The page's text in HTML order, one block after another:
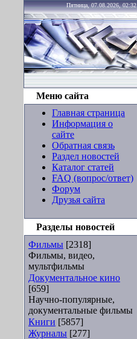
Пятница, 07.08.2026, 02:32
Меню сайта
Главная страница
Информация о
сайте
Обратная связь
Раздел новостей
Каталог статей
FAQ (вопрос/ответ)
Форум
Друзья сайта
Разделы новостей
Фильмы [2318]
Фильмы, видео,
мультфильмы
Документальное кино
[659]
Научно-популярные,
документальные фильмы
Книги [5857]
Журналы [277]